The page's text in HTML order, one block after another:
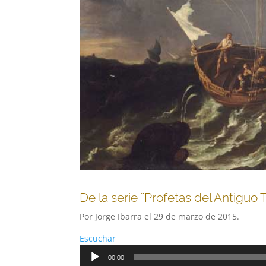
De la serie ¨Profetas del Antiguo
Por Jorge Ibarra el 29 de marzo de 2015.
Escuchar
Reproductor
00:00